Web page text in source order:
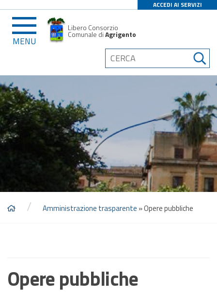
ACCEDI AI SERVIZI
MENU
Libero Consorzio
Comunale diAgrigento
/ Amministrazione trasparente »Opere pubbliche
Opere pubbliche